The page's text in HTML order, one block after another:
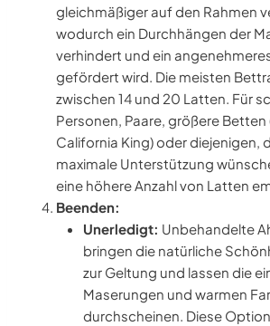
gleichmäßiger auf den Rahmen
wodurch ein Durchhängen der
verhindert und ein
gefördert wird. Die meisten
zwischen 14 und 20 Latten. Für
Personen, Paare, größere Betten
California King) oder diejenigen,
maximale Unterstützung
eine höhere Anzahl von Latten
Beenden:
Unerledigt: Unbehandelte
bringen die natürliche
zur Geltung und lassen die
Maserungen und warmen
durchscheinen. Diese